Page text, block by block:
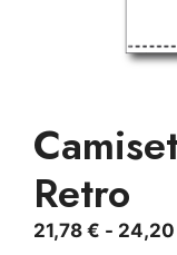
Retro
21,78 € - 24,20